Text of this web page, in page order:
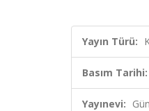
Yayın Türü:
Basım Tarihi:
Yayınevi: